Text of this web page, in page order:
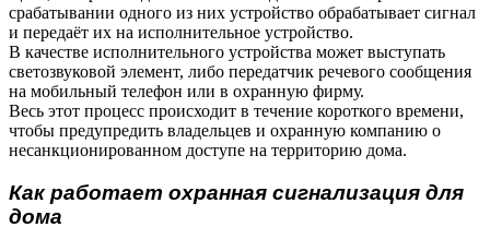
срабатывании одного из них устройство обрабатывает сигнал
и передаёт их на исполнительное устройство.
В качестве исполнительного устройства может выступать
светозвуковой элемент, либо передатчик речевого сообщения
на мобильный телефон или в охранную фирму.
Весь этот процесс происходит в течение короткого времени,
чтобы предупредить владельцев и охранную компанию о
несанкционированном доступе на территорию дома.
Как работает охранная сигнализация для
дома